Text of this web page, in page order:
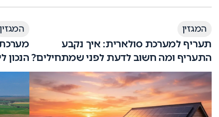
המגזין
תעריף למערכת סולארית: איך נקבע
התעריף ומה חשוב לדעת לפני שמתחילים?
המגזין
הנכון